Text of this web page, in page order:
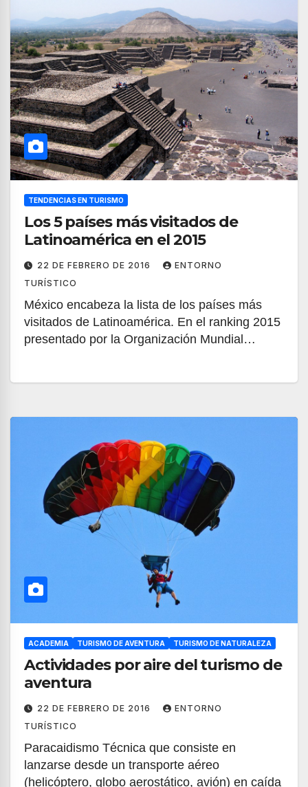
TENDENCIAS EN TURISMO
Los 5 países más visitados de
Latinoamérica en el 2015
22 DE FEBRERO DE 2016
ENTORNO
TURÍSTICO
México encabeza la lista de los países más
visitados de Latinoamérica. En el ranking 2015
presentado por la Organización Mundial…
ACADEMIA TURISMO DE AVENTURA TURISMO DE NATURALEZA
Actividades por aire del turismo de
aventura
22 DE FEBRERO DE 2016
ENTORNO
TURÍSTICO
Paracaidismo Técnica que consiste en
lanzarse desde un transporte aéreo
(helicóptero, globo aerostático, avión) en caída